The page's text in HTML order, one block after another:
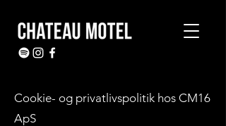
Cookie- og privatlivspolitik hos CM16
ApS